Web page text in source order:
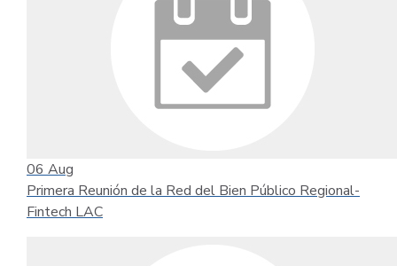
06 Aug
Primera Reunión de la Red del Bien Público Regional-
Fintech LAC